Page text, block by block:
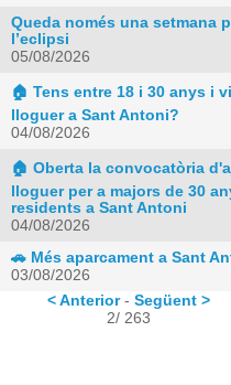
Queda només una setmana
l’eclipsi
05/08/2026
🏠 Tens entre 18 i 30 anys i
lloguer a Sant Antoni?
04/08/2026
🏠 Oberta la convocatòria
lloguer per a majors de 30
residents a Sant Antoni
04/08/2026
🚗 Més aparcament a Sant
03/08/2026
< Anterior- Següent >
2/ 263